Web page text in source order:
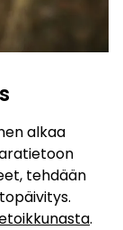
alkaa
tehdään
.